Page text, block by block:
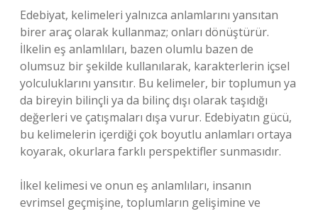
Edebiyat, kelimeleri yalnızca anlamlarını yansıtan
birer araç olarak kullanmaz; onları dönüştürür.
İlkelin eş anlamlıları, bazen olumlu bazen de
olumsuz bir şekilde kullanılarak, karakterlerin içsel
yolculuklarını yansıtır. Bu kelimeler, bir toplumun ya
da bireyin bilinçli ya da bilinç dışı olarak taşıdığı
değerleri ve çatışmaları dışa vurur. Edebiyatın gücü,
bu kelimelerin içerdiği çok boyutlu anlamları ortaya
koyarak, okurlara farklı perspektifler sunmasıdır.
İlkel kelimesi ve onun eş anlamlıları, insanın
evrimsel geçmişine, toplumların gelişimine ve